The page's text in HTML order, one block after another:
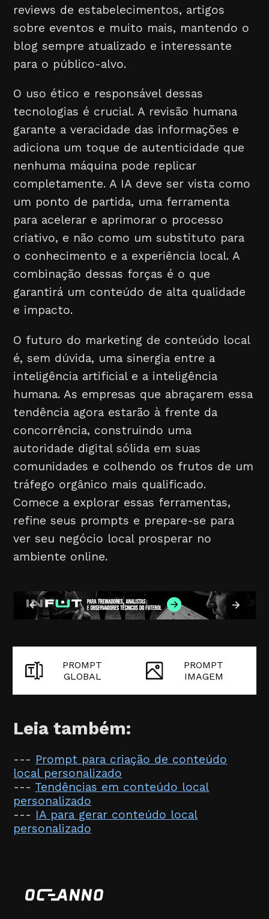
reviews de estabelecimentos, artigos
sobre eventos e muito mais, mantendo o
blog sempre atualizado e interessante
para o público-alvo.
O uso ético e responsável dessas
tecnologias é crucial. A revisão humana
garante a veracidade das informações e
adiciona um toque de autenticidade que
nenhuma máquina pode replicar
completamente. A IA deve ser vista como
um ponto de partida, uma ferramenta
para acelerar e aprimorar o processo
criativo, e não como um substituto para
o conhecimento e a experiência local. A
combinação dessas forças é o que
garantirá um conteúdo de alta qualidade
e impacto.
O futuro do marketing de conteúdo local
é, sem dúvida, uma sinergia entre a
inteligência artificial e a inteligência
humana. As empresas que abraçarem essa
tendência agora estarão à frente da
concorrência, construindo uma
autoridade digital sólida em suas
comunidades e colhendo os frutos de um
tráfego orgânico mais qualificado.
Comece a explorar essas ferramentas,
refine seus prompts e prepare-se para
ver seu negócio local prosperar no
ambiente online.
PROMPT
GLOBAL
PROMPT
IMAGEM
Leia também:
--- Prompt para criação de conteúdo
local personalizado
--- Tendências em conteúdo local
personalizado
--- IA para gerar conteúdo local
personalizado